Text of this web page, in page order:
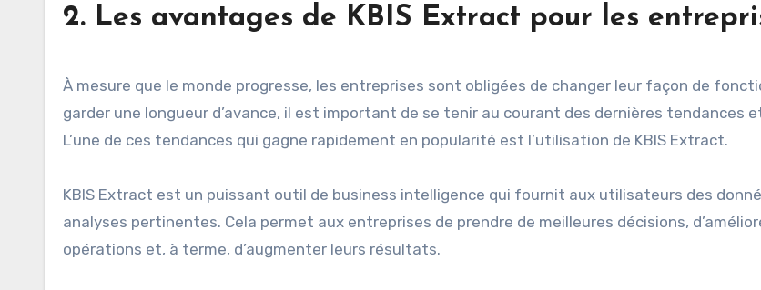
2. Les avantages de KBIS Extract pour les
À mesure que le monde progresse, les entreprises sont obligées de changer leur façon de
garder une longueur d’avance, il est important de se tenir au courant des dernières tendances
L’une de ces tendances qui gagne rapidement en popularité est l’utilisation de KBIS Extract.
KBIS Extract est un puissant outil de business intelligence qui fournit aux utilisateurs des
analyses pertinentes. Cela permet aux entreprises de prendre de meilleures décisions,
opérations et, à terme, d’augmenter leurs résultats.